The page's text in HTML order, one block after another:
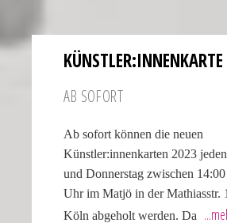
AB SOFORT
Ab sofort können die neuen
Künstler:innenkarten 2023
und Donnerstag zwischen
Uhr im Matjö in der Mathiasstr.
Köln abgeholt werden. Da